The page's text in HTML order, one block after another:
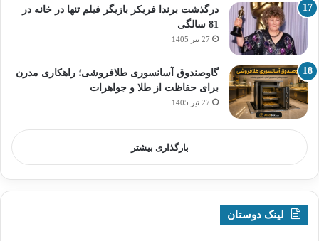
درگذشت برندا فریکر بازیگر فیلم تنها در خانه در
81 سالگی
27 تیر 1405
گاوصندوق آسانسوری طلافروشی؛ راهکاری مدرن
برای حفاظت از طلا و جواهرات
27 تیر 1405
بارگذاری بیشتر
لینک دوستان